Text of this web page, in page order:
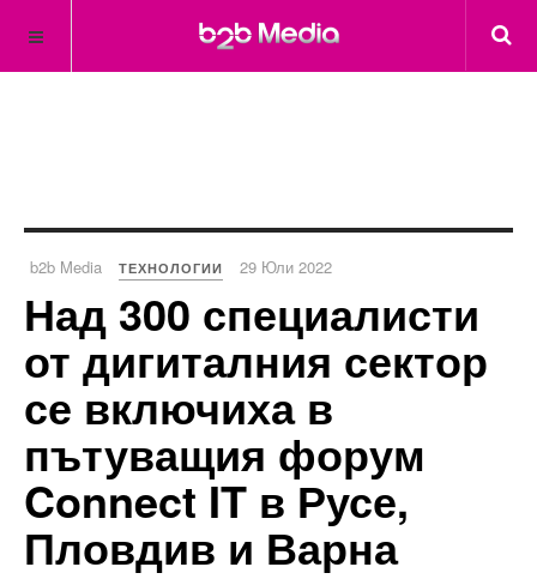
b2b Media ТЕХНОЛОГИИ 29 Юли 2022
Над 300 специалисти
от дигиталния сектор
се включиха в
пътуващия форум
Connect IT в Русе,
Пловдив и Варна